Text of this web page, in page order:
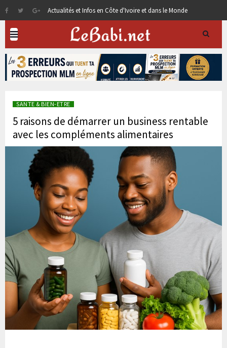
Actualités et Infos en Côte d'Ivoire et dans le Monde
SANTE & BIEN-ETRE
5 raisons de démarrer un business rentable
avec les compléments alimentaires